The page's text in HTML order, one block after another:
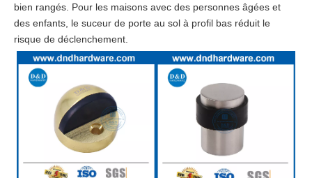
bien rangés. Pour les maisons avec des personnes âgées et
des enfants, le suceur de porte au sol à profil bas réduit le
risque de déclenchement.